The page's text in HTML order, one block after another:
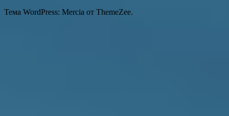
Тема WordPress: Mercia от ThemeZee.